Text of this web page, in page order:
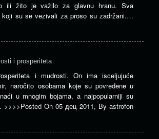
ili žito je važilo za glavnu hranu. Sva
koji su se vezivali za proso su zadržani.…
i prosperiteta
i mudrosti. On ima isceljujuće
naročito osobama koje su povređene u
u mnogim bojama, a najpopularniji su
>>>>Posted On 05 дец 2011, By astrofon